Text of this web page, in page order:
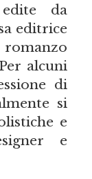
da
editrice
alcuni
di
si
e
e